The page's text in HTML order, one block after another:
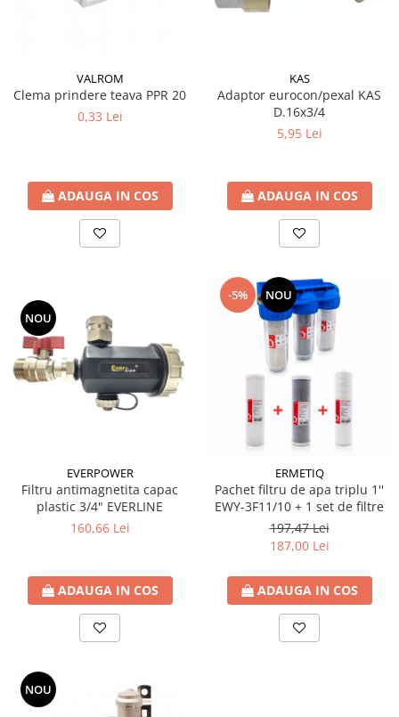
Mufa Cupru
Reductie Cupru
Semiolandez Cupru
PEXAL
Distribuitor pexal FI-FE cu robinet
Sistem canalizare exterioara
Sistem canalizare interioara
DEDURIZARE
Statii de dedurizare
Accesorii statii dedurizare
Element fixare in fundatie
Suport fixare
Placi conectare
Coltar plat fereastra
Coltari pentru unirea grinzilor
Coltar ranforsat
Coltar asamblare
VALROM
Clema prindere teava PPR 20
0,33 Lei
ADAUGA IN COS
KAS
Adaptor eurocon/pexal KAS
D.16x3/4
5,95 Lei
ADAUGA IN COS
NOU
EVERPOWER
Filtru antimagnetita capac
plastic 3/4" EVERLINE
160,66 Lei
ADAUGA IN COS
-5% NOU
ERMETIQ
Pachet filtru de apa triplu 1''
EWY-3F11/10 + 1 set de filtre
197,47 Lei
187,00 Lei
ADAUGA IN COS
NOU